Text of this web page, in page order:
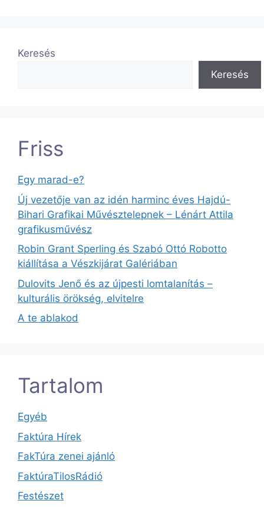
Keresés
Keresés
Friss
Egy marad-e?
Új vezetője van az idén harminc éves Hajdú-
Bihari Grafikai Művésztelepnek – Lénárt Attila
grafikusművész
Robin Grant Sperling és Szabó Ottó Robotto
kiállítása a Vészkijárat Galériában
Dulovits Jenő és az újpesti lomtalanítás –
kulturális örökség, elvitelre
A te ablakod
Tartalom
Egyéb
Faktúra Hírek
FakTúra zenei ajánló
FaktúraTilosRádió
Festészet